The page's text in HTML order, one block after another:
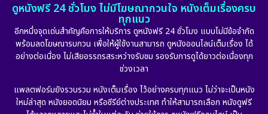
ดูหนังฟรี 24 ชั่วโมง ไม่มีโฆษณากวนใจ หนังเต็มเรื่องครบ
ทุกแนว
อีกหนึ่งจุดเด่นสำคัญคือการให้บริการ ดูหนังฟรี 24 ชั่วโมง แบบไม่มีข้อจำกัด
พร้อมลดโฆษณารบกวน เพื่อให้ผู้ใช้งานสามารถ ดูหนังออนไลน์เต็มเรื่อง ได้
อย่างต่อเนื่อง ไม่เสียอรรถรสระหว่างรับชม รองรับการดูได้ยาวต่อเนื่องทุก
ช่วงเวลา
แพลตฟอร์มยังรวบรวม หนังเต็มเรื่อง ไว้อย่างครบทุกแนว ไม่ว่าจะเป็นหนัง
ใหม่ล่าสุด หนังยอดนิยม หรือซีรีย์ต่างประเทศ ทำให้สามารถเลือก หนังดูฟรี